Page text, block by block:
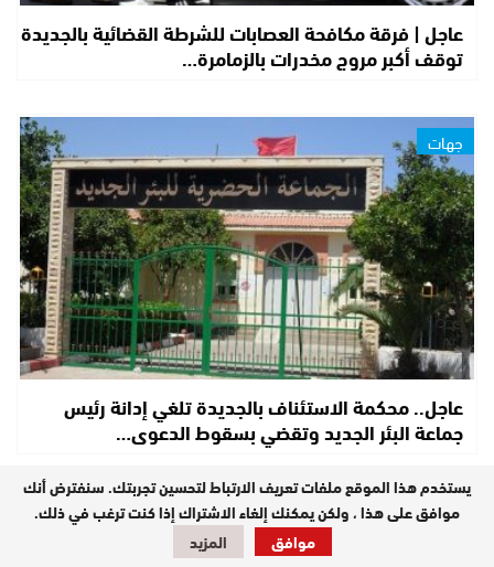
عاجل | فرقة مكافحة العصابات للشرطة القضائية بالجديدة
توقف أكبر مروج مخدرات بالزمامرة…
جهات
عاجل.. محكمة الاستئناف بالجديدة تلغي إدانة رئيس
جماعة البئر الجديد وتقضي بسقوط الدعوى…
حوادث
يستخدم هذا الموقع ملفات تعريف الارتباط لتحسين تجربتك. سنفترض أنك
موافق على هذا ، ولكن يمكنك إلغاء الاشتراك إذا كنت ترغب في ذلك.
موافق
المزيد